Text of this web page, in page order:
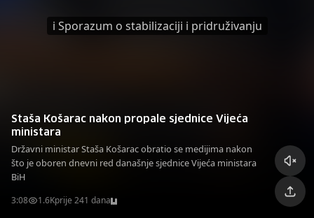
i Sporazum o stabilizaciji i pridruživanju
Staša Košarac nakon propale sjednice Vijeća
ministara
Državni ministar Staša Košarac obratio se medijima nakon
što je oboren dnevni red današnje sjednice Vijeća ministara
BiH
3:08 1.6Kprije 241 dana